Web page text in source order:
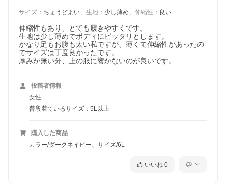
サイズ ： ちょうどよい、 生地 ： 少し薄め、 伸縮性 ： 良い
伸縮性もあり、とても履きやすくです。
生地は少し薄めでボディにピッタリとします。
かなり足もお腹も太い私ですが、薄くて伸縮性があったの
でサイズは丁度良かったです。
厚みが無い分、上の服に響かないのが良いです。
投稿者情報
女性
普段着ているサイズ：5L以上
購入した商品
カラー/ダークネイビー、サイズ/6L
いいね 0